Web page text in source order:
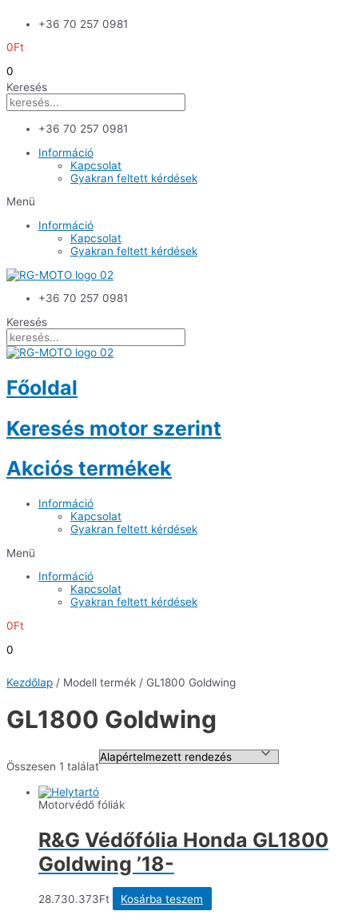
+36 70 257 0981
0Ft
0
Keresés
+36 70 257 0981
Információ
Kapcsolat
Gyakran feltett kérdések
Menü
Információ
Kapcsolat
Gyakran feltett kérdések
+36 70 257 0981
Keresés
Főoldal
Keresés motor szerint
Akciós termékek
Információ
Kapcsolat
Gyakran feltett kérdések
Menü
Információ
Kapcsolat
Gyakran feltett kérdések
0Ft
0
Kezdőlap / Modell termék / GL1800 Goldwing
GL1800 Goldwing
Összesen 1 találat
Motorvédő fóliák
R&G Védőfólia Honda GL1800
Goldwing ’18-
28.730.373Ft Kosárba teszem